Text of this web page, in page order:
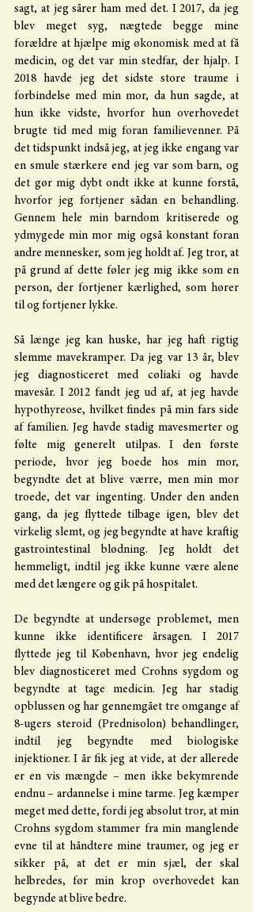
sagt, at jeg sårer ham med det. I 2017, da jeg
blev meget syg, nægtede begge mine
forældre at hjælpe mig økonomisk med at få
medicin, og det var min stedfar, der hjalp. I
2018 havde jeg det sidste store traume i
forbindelse med min mor, da hun sagde, at
hun ikke vidste, hvorfor hun overhovedet
brugte tid med mig foran familievenner. På
det tidspunkt indså jeg, at jeg ikke engang var
en smule stærkere end jeg var som barn, og
det gør mig dybt ondt ikke at kunne forstå,
hvorfor jeg fortjener sådan en behandling.
Gennem hele min barndom kritiserede og
ydmygede min mor mig også konstant foran
andre mennesker, som jeg holdt af. Jeg tror, at
på grund af dette føler jeg mig ikke som en
person, der fortjener kærlighed, som hører
til og fortjener lykke.
Så længe jeg kan huske, har jeg haft rigtig
slemme mavekramper. Da jeg var 13 år, blev
jeg diagnosticeret med cøliaki og havde
mavesår. I 2012 fandt jeg ud af, at jeg havde
hypothyreose, hvilket findes på min fars side
af familien. Jeg havde stadig mavesmerter og
følte mig generelt utilpas. I den første
periode, hvor jeg boede hos min mor,
begyndte det at blive værre, men min mor
troede, det var ingenting. Under den anden
gang, da jeg flyttede tilbage igen, blev det
virkelig slemt, og jeg begyndte at have kraftig
gastrointestinal blødning. Jeg holdt det
hemmeligt, indtil jeg ikke kunne være alene
med det længere og gik på hospitalet.
De begyndte at undersøge problemet, men
kunne ikke identificere årsagen. I 2017
flyttede jeg til København, hvor jeg endelig
blev diagnosticeret med Crohns sygdom og
begyndte at tage medicin. Jeg har stadig
opblussen og har gennemgået tre omgange af
8-ugers steroid (Prednisolon) behandlinger,
indtil jeg begyndte med biologiske
injektioner. I år fik jeg at vide, at der allerede
er en vis mængde – men ikke bekymrende
endnu – ardannelse i mine tarme. Jeg kæmper
meget med dette, fordi jeg absolut tror, at min
Crohns sygdom stammer fra min manglende
evne til at håndtere mine traumer, og jeg er
sikker på, at det er min sjæl, der skal
helbredes, før min krop overhovedet kan
begynde at blive bedre.